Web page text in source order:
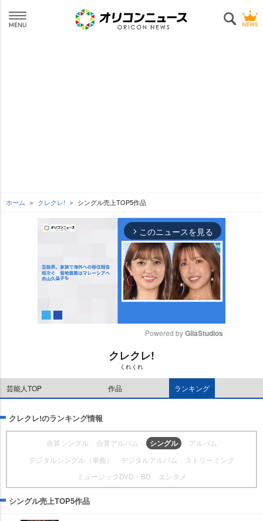
ホーム クレクレ! シングル売上TOP5作品
arrow_forward_ios このニュースを見る
t
e
Powered by GliaStudios
クレクレ!
くれくれ
芸能人TOP 作品 ランキング
クレクレ!のランキング情報
合算シングル 合算アルバム シングル
アルバム
デジタルシングル（単曲）
デジタルアルバム
ストリーミング
ミュージックDVD・BD
エンタメ
シングル売上TOP5作品